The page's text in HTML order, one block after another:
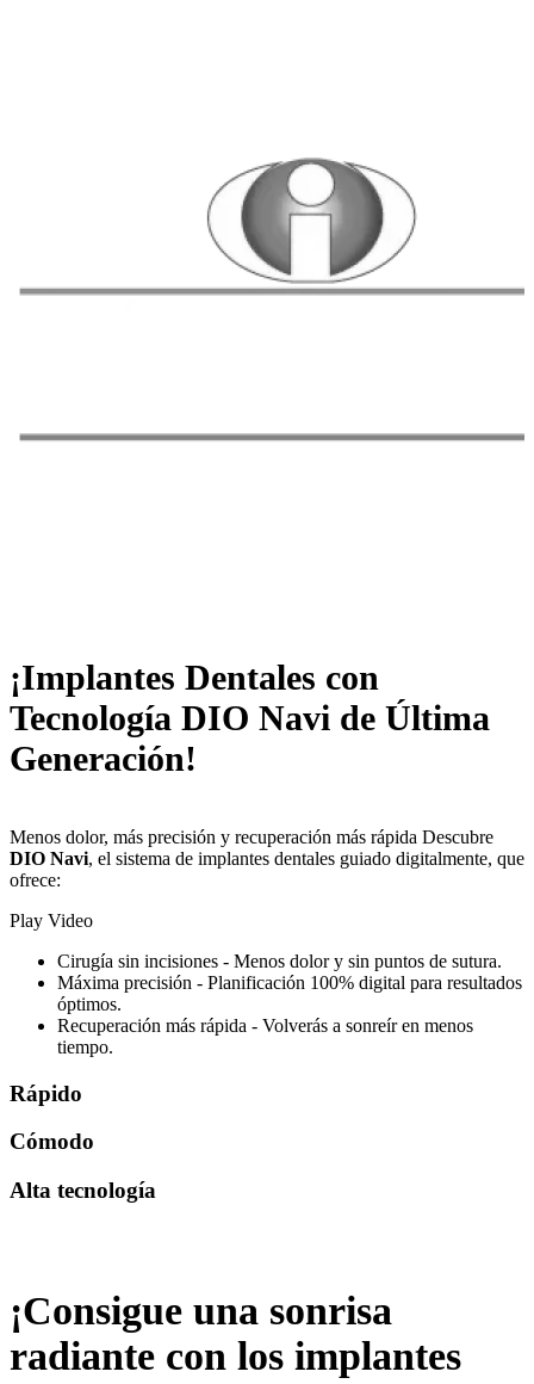
¡Implantes Dentales con
Tecnología DIO Navi de Última
Generación!
Menos dolor, más precisión y recuperación más rápida Descubre
DIO Navi, el sistema de implantes dentales guiado digitalmente, que
ofrece:
Play Video
Cirugía sin incisiones - Menos dolor y sin puntos de sutura.
Máxima precisión - Planificación 100% digital para resultados
óptimos.
Recuperación más rápida - Volverás a sonreír en menos
tiempo.
Rápido
Cómodo
Alta tecnología
¡Consigue una sonrisa
radiante con los implantes